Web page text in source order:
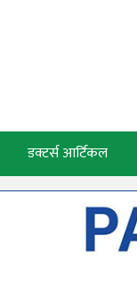
डक्टर्स आर्टिकल